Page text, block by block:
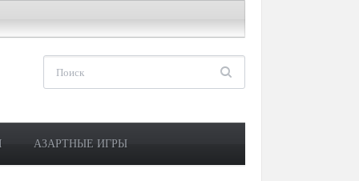
АЗАРТНЫЕ ИГРЫ